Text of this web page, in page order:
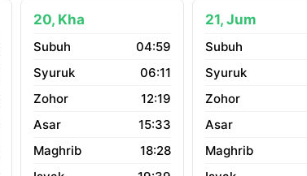
20, Kha
04:59
06:11
12:19
15:33
18:28
21, Jum